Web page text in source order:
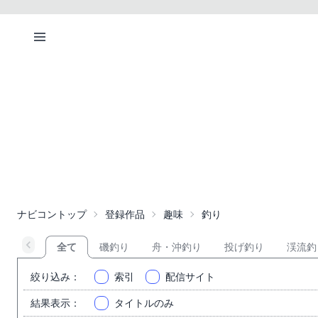
ナビコントップ 登録作品 趣味 釣り
全て 磯釣り 舟・沖釣り 投げ釣り 渓流
絞り込み ： 索引 配信サイト
結果表示 ： タイトルのみ